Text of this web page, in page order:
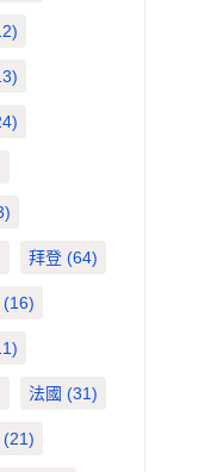
拜登(64)
(16)
法國 (31)